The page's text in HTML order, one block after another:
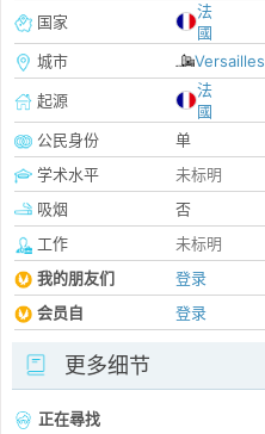
国家
法
國
城市
Versailles
起源
法
國
公民身份
单
学术水平
未标明
吸烟
否
工作
未标明
我的朋友们
登录
会员自
登录
更多细节
正在尋找